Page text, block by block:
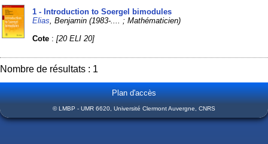
1 - Introduction to Soergel bimodules
Elias , Benjamin (1983-.... ; Mathématicien)
Cote :[20 ELI 20]
Nombre de résultats : 1
Plan d'accès
© LMBP - UMR 6620, Université Clermont Auvergne, CNRS